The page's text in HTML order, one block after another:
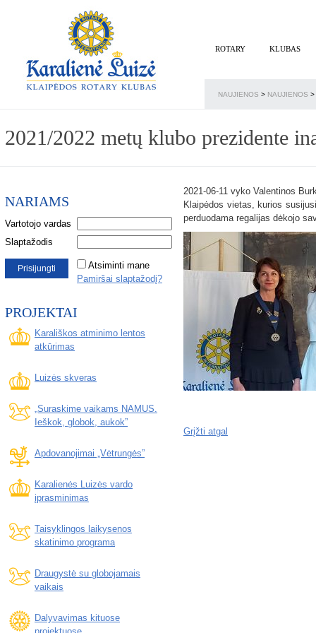
ROTARY KLUBAS
NAUJIENOS > NAUJIENOS >
2021/2022 metų klubo prezidente
NARIAMS
Vartotojo vardas
Slaptažodis
Atsiminti mane
Pamiršai slaptažodį?
PROJEKTAI
Karališkos atminimo lentos
atkūrimas
Luizės skveras
„Suraskime vaikams NAMUS.
Ieškok, globok, aukok”
Apdovanojimai „Vėtrungės”
Karalienės Luizės vardo
įprasminimas
Taisyklingos laikysenos
skatinimo programa
Draugystė su globojamais
vaikais
Dalyvavimas kituose
2021-06-11 vyko Valentinos
Klaipėdos vietas, kurios
perduodama regalijas dėkojo
Grįžti atgal